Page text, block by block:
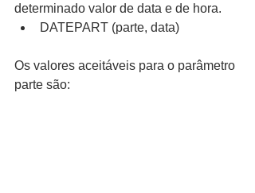
determinado valor de data e de hora.
DATEPART (parte, data)
Os valores aceitáveis para o parâmetro
parte são: